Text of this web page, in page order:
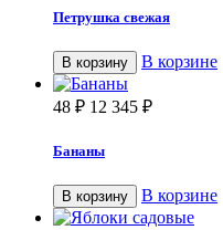
Петрушка свежая
В корзину В корзине
48 ₽ 12 345 ₽
Бананы
В корзину В корзине